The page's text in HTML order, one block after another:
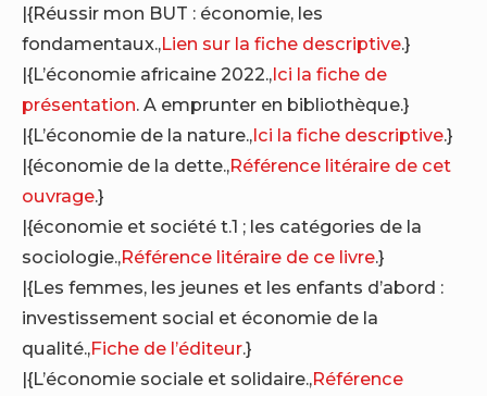
|{Réussir mon BUT : économie, les
fondamentaux.,Lien sur la fiche descriptive.}
|{L’économie africaine 2022.,Ici la fiche de
présentation. A emprunter en bibliothèque.}
|{L’économie de la nature.,Ici la fiche descriptive.}
|{économie de la dette.,Référence litéraire de cet
ouvrage.}
|{économie et société t.1 ; les catégories de la
sociologie.,Référence litéraire de ce livre.}
|{Les femmes, les jeunes et les enfants d’abord :
investissement social et économie de la
qualité.,Fiche de l’éditeur.}
|{L’économie sociale et solidaire.,Référence